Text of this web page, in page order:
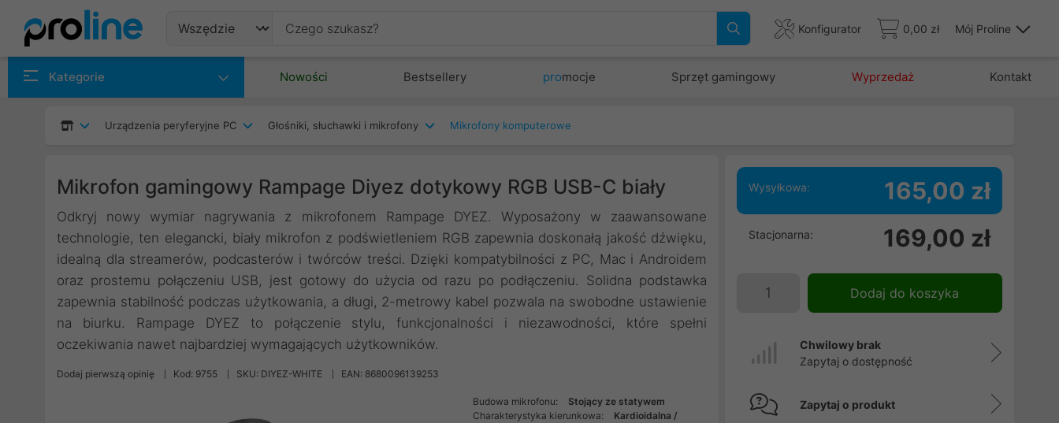
Konfigurator 0,00 zł Mój Proline
Kategorie Nowości Bestsellery promocje Sprzęt gamingowy Wyprzedaż Kontakt
Urządzenia peryferyjne PC Głośniki, słuchawki i mikrofony Mikrofony komputerowe
Mikrofon gamingowy Rampage Diyez dotykowy RGB USB-C biały
Odkryj nowy wymiar nagrywania z mikrofonem Rampage DYEZ. Wyposażony w zaawansowane
technologie, ten elegancki, biały mikrofon z podświetleniem RGB zapewnia doskonałą jakość dźwięku,
idealną dla streamerów, podcasterów i twórców treści. Dzięki kompatybilności z PC, Mac i Androidem
oraz prostemu połączeniu USB, jest gotowy do użycia od razu po podłączeniu. Solidna podstawka
zapewnia stabilność podczas użytkowania, a długi, 2-metrowy kabel pozwala na swobodne ustawienie
na biurku. Rampage DYEZ to połączenie stylu, funkcjonalności i niezawodności, które spełni
oczekiwania nawet najbardziej wymagających użytkowników.
Dodaj pierwszą opinię Kod: 9755 SKU: DIYEZ-WHITE EAN: 8680096139253
Budowa mikrofonu:
Stojący ze statywem
Charakterystyka kierunkowa:
Kardioidalna /
Wysyłkowa: 165,00 zł
Stacjonarna: 169,00 zł
Dodaj do koszyka
Chwilowy brak
Zapytaj o dostępność
Zapytaj o produkt